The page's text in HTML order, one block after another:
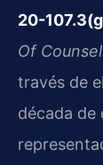
20-
Of Counsel
través de
década